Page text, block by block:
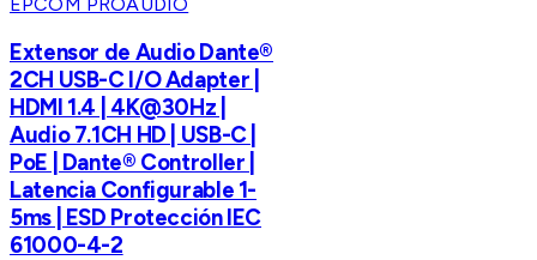
Extensor de Audio Dante®
2CH USB-C I/O Adapter |
HDMI 1.4 | 4K@30Hz |
Audio 7.1CH HD | USB-C |
PoE | Dante® Controller |
Latencia Configurable 1-
5ms | ESD Protección IEC
61000-4-2